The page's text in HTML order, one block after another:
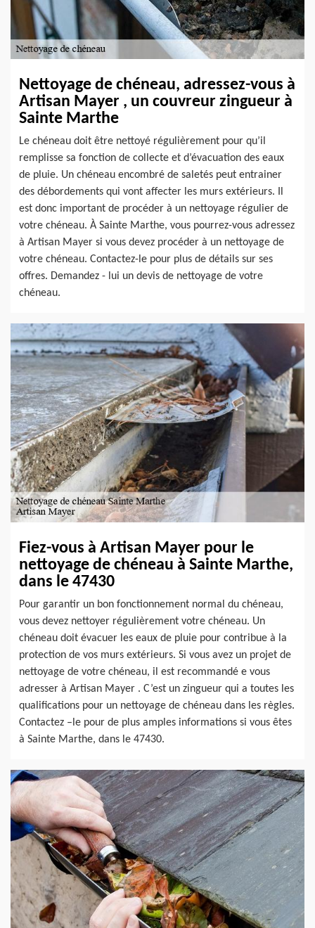
Nettoyage de chéneau, adressez-vous à
Artisan Mayer , un couvreur zingueur à
Sainte Marthe
Le chéneau doit être nettoyé régulièrement pour qu’il
remplisse sa fonction de collecte et d’évacuation des eaux
de pluie. Un chéneau encombré de saletés peut entrainer
des débordements qui vont affecter les murs extérieurs. Il
est donc important de procéder à un nettoyage régulier de
votre chéneau. À Sainte Marthe, vous pourrez-vous adressez
à Artisan Mayer si vous devez procéder à un nettoyage de
votre chéneau. Contactez-le pour plus de détails sur ses
offres. Demandez - lui un devis de nettoyage de votre
chéneau.
Fiez-vous à Artisan Mayer pour le
nettoyage de chéneau à Sainte Marthe,
dans le 47430
Pour garantir un bon fonctionnement normal du chéneau,
vous devez nettoyer régulièrement votre chéneau. Un
chéneau doit évacuer les eaux de pluie pour contribue à la
protection de vos murs extérieurs. Si vous avez un projet de
nettoyage de votre chéneau, il est recommandé e vous
adresser à Artisan Mayer . C’est un zingueur qui a toutes les
qualifications pour un nettoyage de chéneau dans les règles.
Contactez –le pour de plus amples informations si vous êtes
à Sainte Marthe, dans le 47430.